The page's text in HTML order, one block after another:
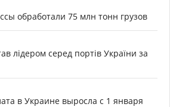
обработали 75 млн тонн грузов
лідером серед портів України за
в Украине выросла с 1 января